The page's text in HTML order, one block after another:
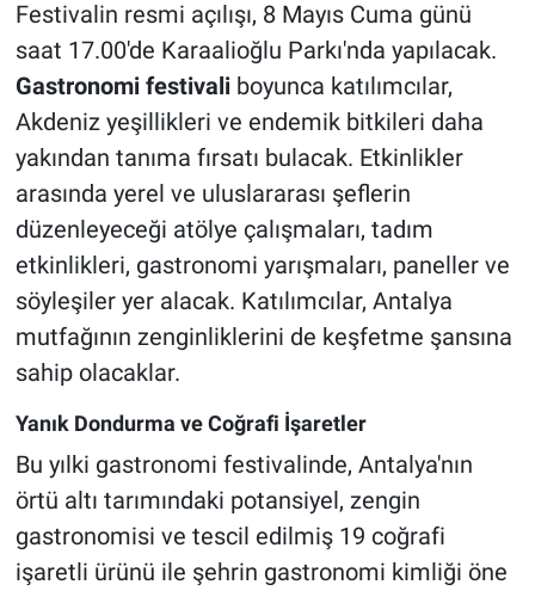
Festivalin resmi açılışı, 8 Mayıs Cuma günü
saat 17.00'de Karaalioğlu Parkı'nda yapılacak.
Gastronomi festivaliboyunca katılımcılar,
Akdeniz yeşillikleri ve endemik bitkileri daha
yakından tanıma fırsatı bulacak. Etkinlikler
arasında yerel ve uluslararası şeflerin
düzenleyeceği atölye çalışmaları, tadım
etkinlikleri, gastronomi yarışmaları, paneller ve
söyleşiler yer alacak. Katılımcılar, Antalya
mutfağının zenginliklerini de keşfetme şansına
sahip olacaklar.
Yanık Dondurma ve Coğrafi İşaretler
Bu yılki gastronomi festivalinde, Antalya'nın
örtü altı tarımındaki potansiyel, zengin
gastronomisi ve tescil edilmiş 19 coğrafi
işaretli ürünü ile şehrin gastronomi kimliği öne